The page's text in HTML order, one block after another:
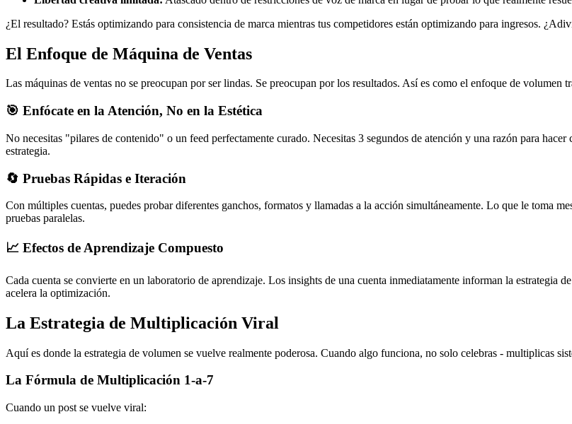
¿El resultado? Estás optimizando para consistencia de marca mientras tus competidores están optimizando para ingresos.
El Enfoque de Máquina de Ventas
Las máquinas de ventas no se preocupan por ser lindas. Se preocupan por los resultados. Así es como el enfoque de
🎯 Enfócate en la Atención, No en la Estética
No necesitas "pilares de contenido" o un feed perfectamente curado. Necesitas 3 segundos de atención y una razón para
estrategia.
🔄 Pruebas Rápidas e Iteración
Con múltiples cuentas, puedes probar diferentes ganchos, formatos y llamadas a la acción simultáneamente. Lo que le toma
pruebas paralelas.
📈 Efectos de Aprendizaje Compuesto
Cada cuenta se convierte en un laboratorio de aprendizaje. Los insights de una cuenta inmediatamente informan la estrategia
acelera la optimización.
La Estrategia de Multiplicación Viral
Aquí es donde la estrategia de volumen se vuelve realmente poderosa. Cuando algo funciona, no solo celebras - multiplicas
La Fórmula de Multiplicación 1-a-7
Cuando un post se vuelve viral: